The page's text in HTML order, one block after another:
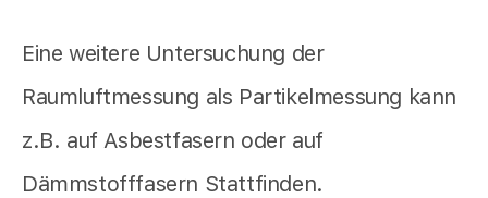
Eine weitere Untersuchung der
Raumluftmessung als Partikelmessung kann
z.B. auf Asbestfasern oder auf
Dämmstofffasern Stattfinden.